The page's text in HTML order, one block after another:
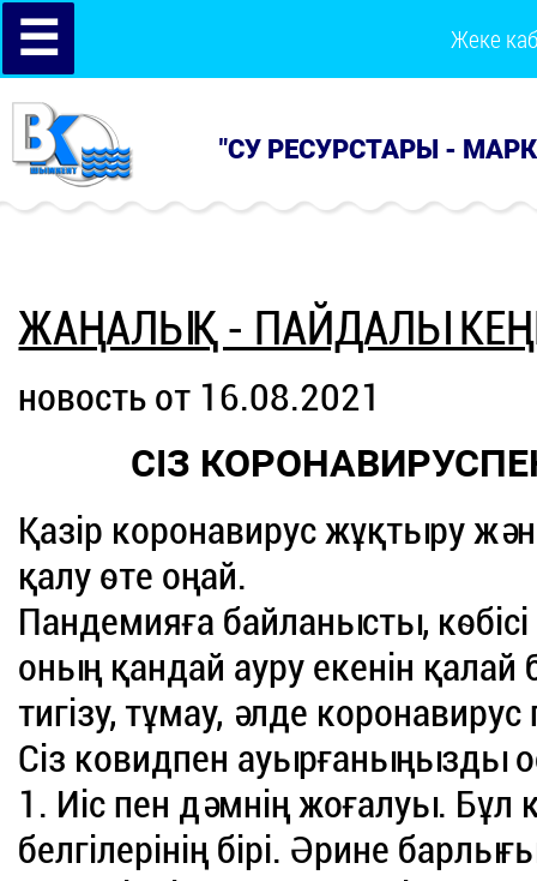
☰ Жеке
"СУ РЕСУРСТАРЫ -
ЖАҢАЛЫҚ - ПАЙДАЛЫ
новость от 16.08.2021
СІЗ
Қазір коронавирус жұқтыру
қалу өте оңай.
Пандемияға байланысты,
оның қандай ауру екенін
тигізу, тұмау, әлде коронавирус
Сіз ковидпен ауырғаныңызды
1. Иіс пен дәмнің жоғалуы. Бұл
белгілерінің бірі. Әрине